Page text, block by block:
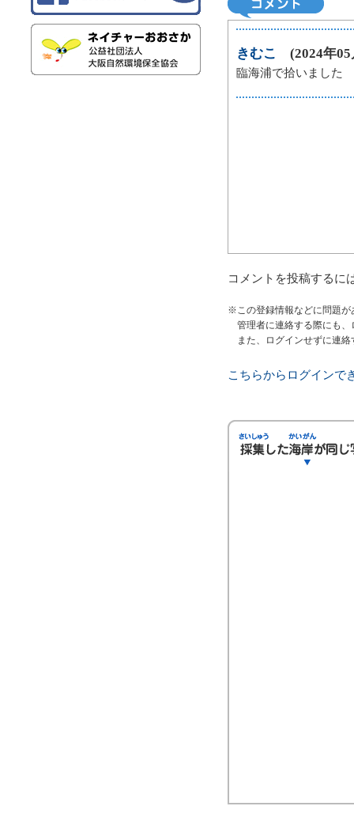
きむこ (2024年05
臨海浦で拾いました
コメントを投稿するに
※この登録情報などに問題が
管理者に連絡する際にも、
また、ログインせずに連絡
こちらからログインで